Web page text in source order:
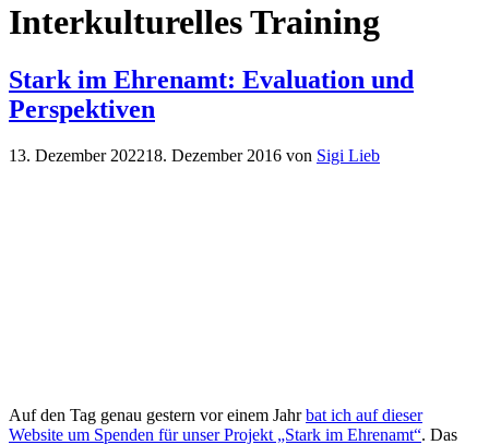
Interkulturelles Training
Stark im Ehrenamt: Evaluation und
Perspektiven
13. Dezember 202218. Dezember 2016 von Sigi Lieb
Auf den Tag genau gestern vor einem Jahrbat ich auf dieser
Website um Spenden für unser Projekt „Stark im Ehrenamt“. Das